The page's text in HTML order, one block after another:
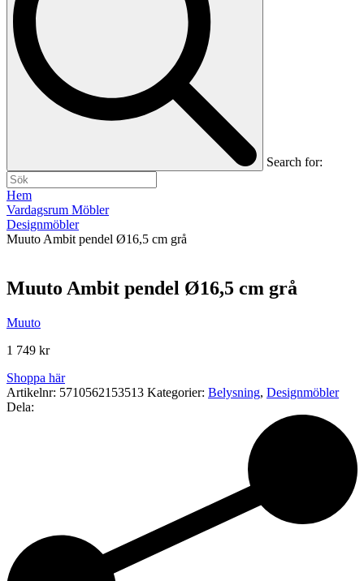
Search for:
Hem
Vardagsrum Möbler
Designmöbler
Muuto Ambit pendel Ø16,5 cm grå
Muuto Ambit pendel Ø16,5 cm grå
Muuto
1 749 kr
Shoppa här
Artikelnr: 5710562153513 Kategorier: Belysning, Designmöbler
Dela: